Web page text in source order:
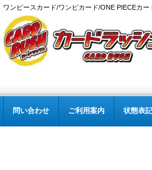
ワンピースカード/ワンピカード/ONE PIECEカー
問い合わせ ご利用案内 状態表記